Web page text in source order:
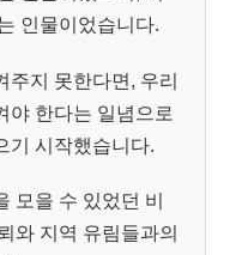
인물이었습니다.
주지 못한다면, 우리
야 한다는 일념으로
기 시작했습니다.
모을 수 있었던 비
와 지역 유림들과의